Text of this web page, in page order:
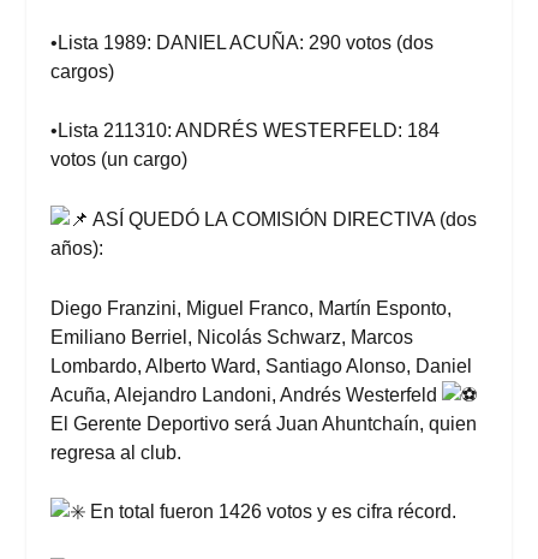
•Lista 1989: DANIEL ACUÑA: 290 votos (dos
cargos)
•Lista 211310: ANDRÉS WESTERFELD: 184
votos (un cargo)
ASÍ QUEDÓ LA COMISIÓN DIRECTIVA (dos
años):
Diego Franzini, Miguel Franco, Martín Esponto,
Emiliano Berriel, Nicolás Schwarz, Marcos
Lombardo, Alberto Ward, Santiago Alonso, Daniel
Acuña, Alejandro Landoni, Andrés Westerfeld
El Gerente Deportivo será Juan Ahuntchaín, quien
regresa al club.
En total fueron 1426 votos y es cifra récord.